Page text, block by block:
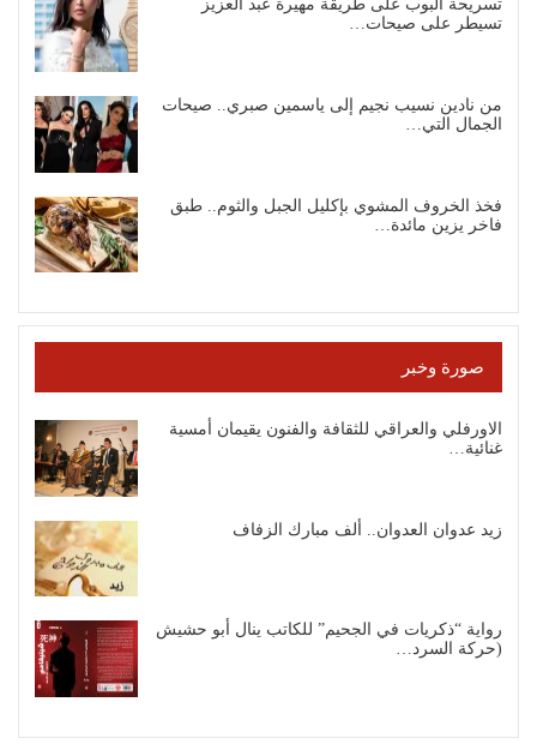
تسريحة البوب على طريقة مهيرة عبد العزيز
تسيطر على صيحات…
من نادين نسيب نجيم إلى ياسمين صبري.. صيحات
الجمال التي…
فخذ الخروف المشوي بإكليل الجبل والثوم.. طبق
فاخر يزين مائدة…
صورة وخبر
الاورفلي والعراقي للثقافة والفنون يقيمان أمسية
غنائية…
زيد عدوان العدوان.. ألف مبارك الزفاف
رواية “ذكريات في الجحيم” للكاتب ينال أبو حشيش
(حركة السرد…